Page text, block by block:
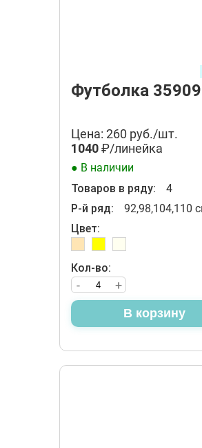
Футболка 35909
Цена: 260 руб./шт.
1040₽/линейка
● В наличии
Товаров в ряду:
4
Р-й ряд:
92,98,104,110
Цвет:
Кол-во:
+
-
В корзину